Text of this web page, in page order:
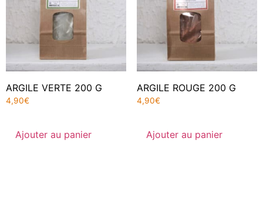
ARGILE VERTE 200 G
4,90€
Ajouter au panier
ARGILE ROUGE 200 G
4,90€
Ajouter au panier